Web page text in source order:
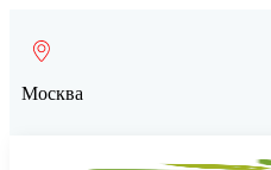
Москва